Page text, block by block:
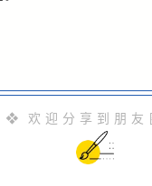
❖ 欢 迎 分 享 到 朋